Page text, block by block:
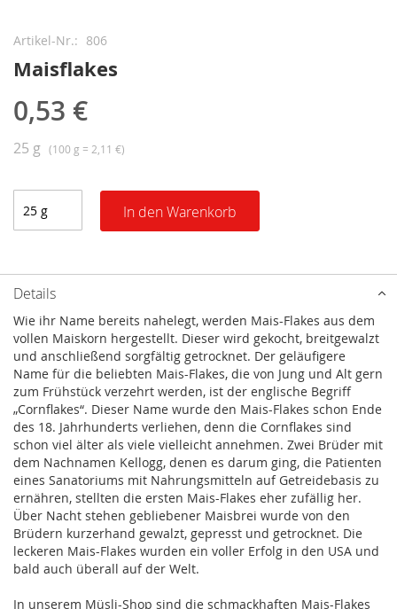
Artikel-Nr. 806
Maisflakes
0,53 €
25 g (100 g = 2,11 €)
In den Warenkorb
Details
Wie ihr Name bereits nahelegt, werden Mais-Flakes aus dem
vollen Maiskorn hergestellt. Dieser wird gekocht, breitgewalzt
und anschließend sorgfältig getrocknet. Der geläufigere
Name für die beliebten Mais-Flakes, die von Jung und Alt gern
zum Frühstück verzehrt werden, ist der englische Begriff
„Cornflakes“. Dieser Name wurde den Mais-Flakes schon Ende
des 18. Jahrhunderts verliehen, denn die Cornflakes sind
schon viel älter als viele vielleicht annehmen. Zwei Brüder mit
dem Nachnamen Kellogg, denen es darum ging, die Patienten
eines Sanatoriums mit Nahrungsmitteln auf Getreidebasis zu
ernähren, stellten die ersten Mais-Flakes eher zufällig her.
Über Nacht stehen gebliebener Maisbrei wurde von den
Brüdern kurzerhand gewalzt, gepresst und getrocknet. Die
leckeren Mais-Flakes wurden ein voller Erfolg in den USA und
bald auch überall auf der Welt.
In unserem Müsli-Shop sind die schmackhaften Mais-Flakes
Anfang
Bildergalerie